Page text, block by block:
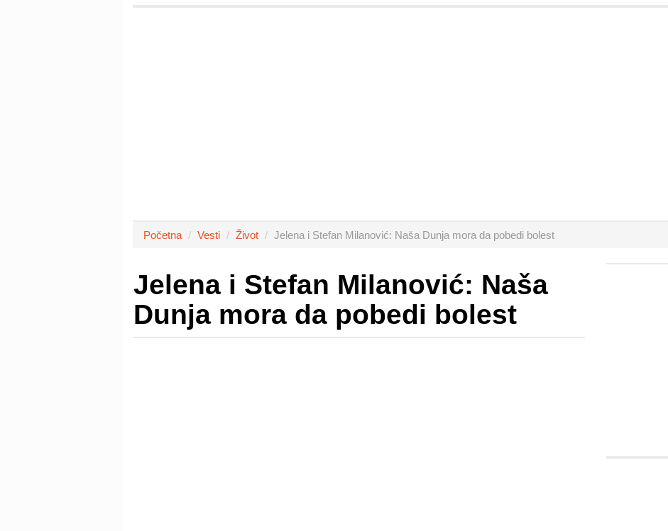
Početna Vesti Život Jelena i Stefan Milanović: Naša Dunja mora da pobedi bolest
Jelena i Stefan Milanović: Naša
Dunja mora da pobedi bolest